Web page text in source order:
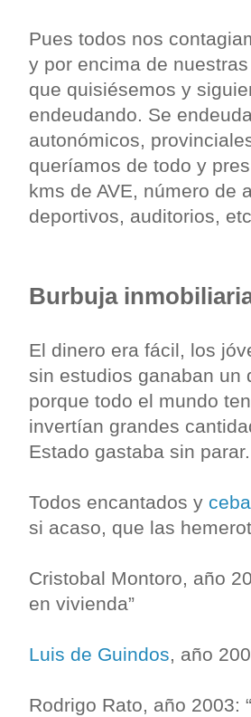
Pues todos nos
y por encima de
que quisiésemos y
endeudando. Se
autonómicos,
queríamos de todo y
kms de AVE, número de
deportivos, auditorios,
Burbuja
El dinero era fácil, los
sin estudios ganaban un
porque todo el mundo
invertían grandes
Estado gastaba sin parar.
Todos encantados y
si acaso, que las
Cristobal Montoro, año
en vivienda”
Luis de Guindos, año
Rodrigo Rato, año 2003: